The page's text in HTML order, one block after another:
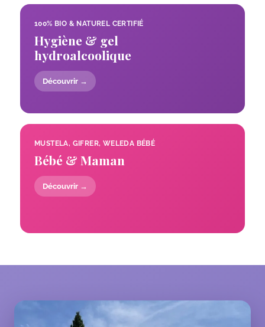
100% BIO & NATUREL CERTIFIÉ
Hygiène & gel
hydroalcoolique
Découvrir →
MUSTELA, GIFRER, WELEDA BÉBÉ
Bébé & Maman
Découvrir →